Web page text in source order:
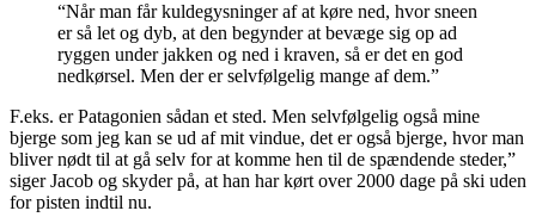
“Når man får kuldegysninger af at køre ned, hvor sneen
er så let og dyb, at den begynder at bevæge sig op ad
ryggen under jakken og ned i kraven, så er det en god
nedkørsel. Men der er selvfølgelig mange af dem.”
F.eks. er Patagonien sådan et sted. Men selvfølgelig også mine
bjerge som jeg kan se ud af mit vindue, det er også bjerge, hvor man
bliver nødt til at gå selv for at komme hen til de spændende steder,”
siger Jacob og skyder på, at han har kørt over 2000 dage på ski uden
for pisten indtil nu.